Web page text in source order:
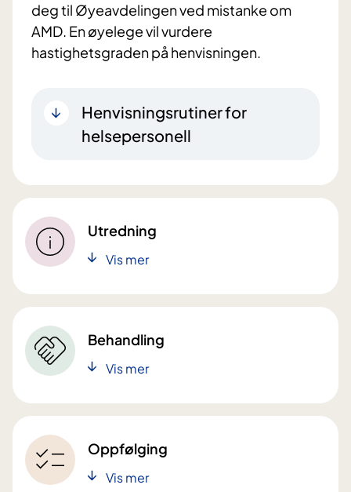
deg til Øyeavdelingen ved mistanke om
AMD. En øyelege vil vurdere
hastighetsgraden på henvisningen.
Henvisningsrutiner for
helsepersonell
Utredning
Vis mer
Behandling
Vis mer
Oppfølging
Vis mer